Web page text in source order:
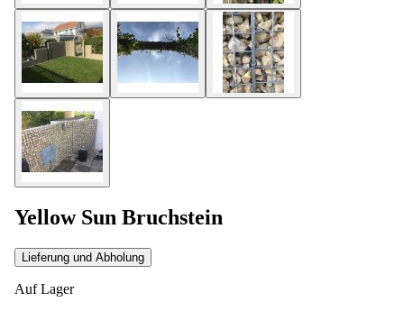
Yellow Sun Bruchstein
Lieferung und Abholung
Auf Lager